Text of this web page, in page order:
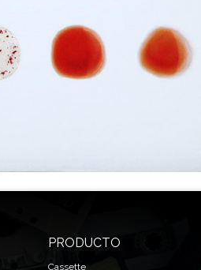
PRODUCTO
Cassette